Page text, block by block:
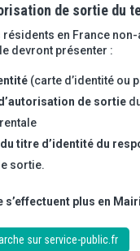
de sortie du
en France
devront présenter :
(carte d’identité ou
de sortie
titre d’identité du
sortie.
s’effectuent plus en
sur service-public.fr